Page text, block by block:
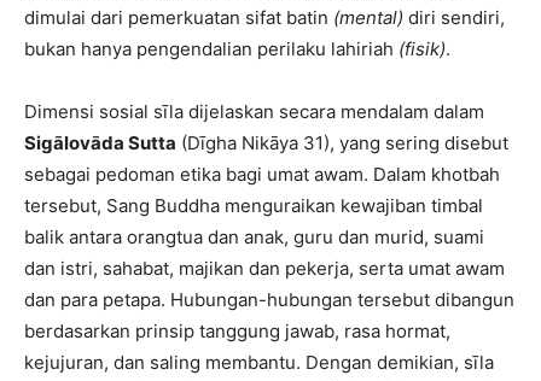
dimulai dari pemerkuatan sifat batin (mental) diri sendiri,
bukan hanya pengendalian perilaku lahiriah (fisik).
Dimensi sosial sīla dijelaskan secara mendalam dalam
Sigālovāda Sutta (Dīgha Nikāya 31), yang sering disebut
sebagai pedoman etika bagi umat awam. Dalam khotbah
tersebut, Sang Buddha menguraikan kewajiban timbal
balik antara orangtua dan anak, guru dan murid, suami
dan istri, sahabat, majikan dan pekerja, serta umat awam
dan para petapa. Hubungan-hubungan tersebut dibangun
berdasarkan prinsip tanggung jawab, rasa hormat,
kejujuran, dan saling membantu. Dengan demikian, sīla